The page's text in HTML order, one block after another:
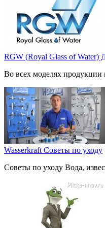
RGW (Royal Glass of
Во всех моделях продукции
Wasserkraft Советы по уходу
Советы по уходу Вода,